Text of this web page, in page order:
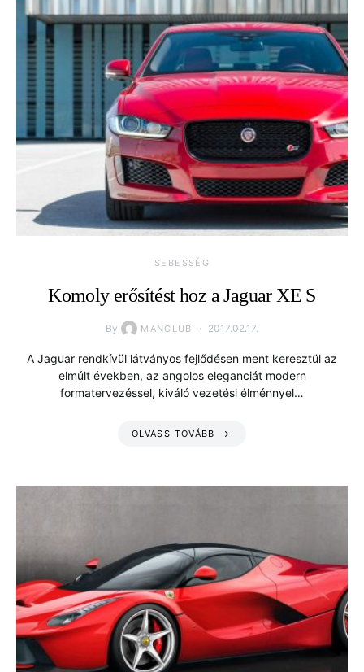
SEBESSÉG
Komoly erősítést hoz a Jaguar XE S
By MANCLUB 2017.02.17.
A Jaguar rendkívül látványos fejlődésen ment keresztül az
elmúlt években, az angolos eleganciát modern
formatervezéssel, kiváló vezetési élménnyel…
OLVASS TOVÁBB